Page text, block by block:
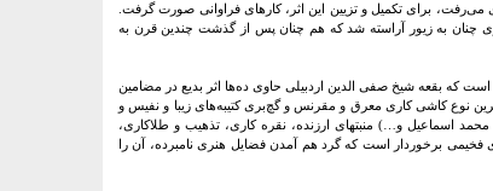
برای تکمیل و تزیین این اثر، کارهای فراوانی صورت گرفت.
به زیور آراسته شد که هم چنان پس از گذشت چندین قرن به
که بقعه شیخ صفی الدین اردبیلی حاوی ده‌ها اثر بدیع در مضامین
نوع کاشی کاری معرق و مقرنس و گچ‌بری کتیبه‌های زیبا و نفیس و
اسماعیل و…) منبتهای ارزنده، نقره کاری، تذهیب و طلاکاری،
فخیمی برخوردار است که گرد هم آمدن فضایل هنری نامبرده، آن را